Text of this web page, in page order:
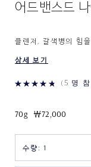
어드밴스드
클렌저, 갈색병의 힘
상세 보기
5 명 참
70g ₩72,000